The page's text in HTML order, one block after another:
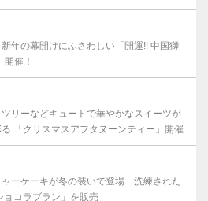
年の幕開けにふさわしい「開運!! 中国獅
催！
リーなどキュートで華やかなスイーツが
「クリスマスアフタヌーンティー」開催
ャーケーキが冬の装いで登場 洗練された
コラブラン」を販売